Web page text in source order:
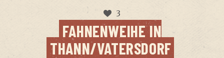
3
FAH­NEN­WEI­HE IN
THANN/VATERSDORF